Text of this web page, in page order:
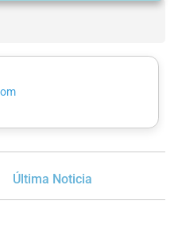
Última Noticia